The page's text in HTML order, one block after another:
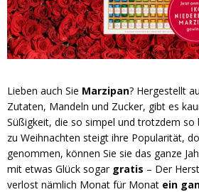
Lieben auch Sie Marzipan? Hergestellt
Zutaten, Mandeln und Zucker, gibt es
Süßigkeit, die so simpel und trotzdem so
zu Weihnachten steigt ihre Popularität,
genommen, können Sie sie das ganze
mit etwas Glück sogar gratis – Der
verlost nämlich Monat für Monat ein